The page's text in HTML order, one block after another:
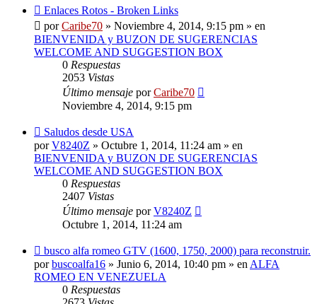
Nuevo
mensaje
Enlaces Rotos - Broken Links
porCaribe70 » Noviembre 4, 2014, 9:15 pm » en
BIENVENIDA y BUZON DE SUGERENCIAS
WELCOME AND SUGGESTION BOX
0 Respuestas
2053 Vistas
Último mensaje porCaribe70
Noviembre 4, 2014, 9:15 pm
Nuevo
mensaje
Saludos desde USA
porV8240Z » Octubre 1, 2014, 11:24 am » en
BIENVENIDA y BUZON DE SUGERENCIAS
WELCOME AND SUGGESTION BOX
0 Respuestas
2407 Vistas
Último mensaje porV8240Z
Octubre 1, 2014, 11:24 am
Nuevo
mensaje
busco alfa romeo GTV (1600, 1750, 2000) para reconstruir.
porbuscoalfa16 » Junio 6, 2014, 10:40 pm » en ALFA
ROMEO EN VENEZUELA
0 Respuestas